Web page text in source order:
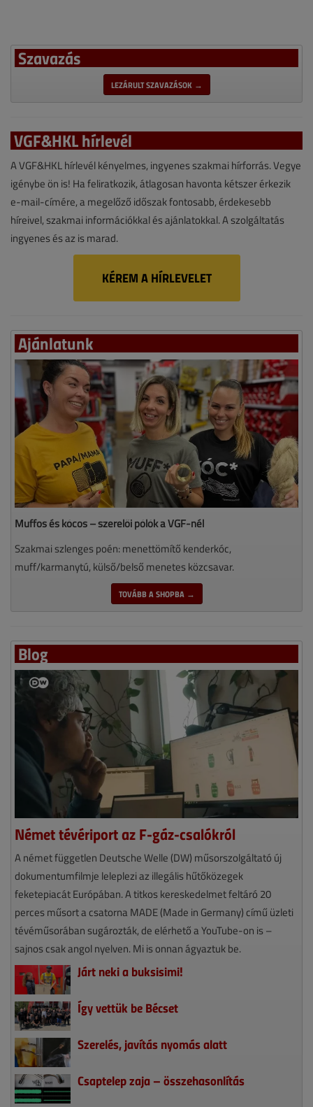
Szavazás
LEZÁRULT SZAVAZÁSOK →
VGF&HKL hírlevél
A VGF&HKL hírlevél kényelmes, ingyenes szakmai hírforrás. Vegye
igénybe ön is! Ha feliratkozik, átlagosan havonta kétszer érkezik
e-mail-címére, a megelőző időszak fontosabb, érdekesebb
híreivel, szakmai információkkal és ajánlatokkal. A szolgáltatás
ingyenes és az is marad.
KÉREM A HÍRLEVELET
Ajánlatunk
Muffos és kócos – szerelői pólók a VGF-nél
Szakmai szlenges poén: menettömítő kenderkóc,
muff/karmanytú, külső/belső menetes közcsavar.
TOVÁBB A SHOPBA →
Blog
Német tévériport az F-gáz-csalókról
A német független Deutsche Welle (DW) műsorszolgáltató új
dokumentumfilmje leleplezi az illegális hűtőközegek
feketepiacát Európában. A titkos kereskedelmet feltáró 20
perces műsort a csatorna MADE (Made in Germany) című üzleti
tévéműsorában sugározták, de elérhető a YouTube-on is –
sajnos csak angol nyelven. Mi is onnan ágyaztuk be.
Járt neki a buksisimi!
Így vettük be Bécset
Szerelés, javítás nyomás alatt
Csaptelep zaja – összehasonlítás